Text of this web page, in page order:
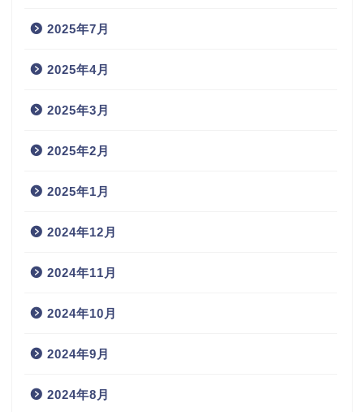
2025年7月
2025年4月
2025年3月
2025年2月
2025年1月
2024年12月
2024年11月
2024年10月
2024年9月
2024年8月